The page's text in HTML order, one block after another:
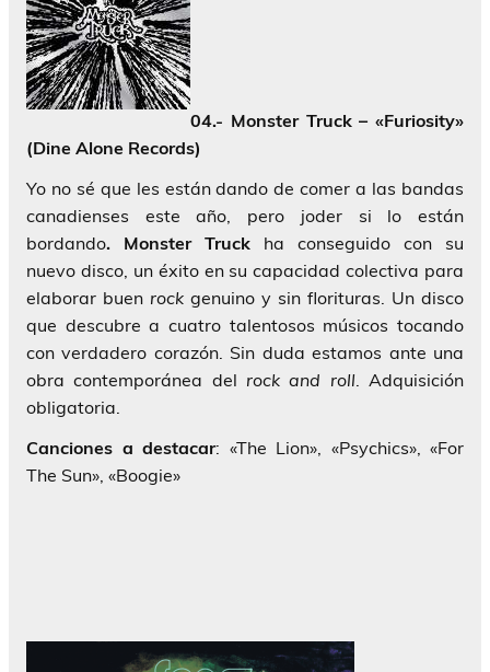
04.- Monster Truck – «Furiosity»
(Dine Alone Records)
Yo no sé que les están dando de comer a las bandas
canadienses este año, pero joder si lo están
bordando. Monster Truck ha conseguido con su
nuevo disco, un éxito en su capacidad colectiva para
elaborar buen rock genuino y sin florituras. Un disco
que descubre a cuatro talentosos músicos tocando
con verdadero corazón. Sin duda estamos ante una
obra contemporánea del rock and roll. Adquisición
obligatoria.
Canciones a destacar: «The Lion», «Psychics», «For
The Sun», «Boogie»